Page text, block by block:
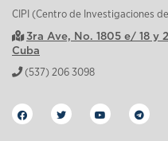
CIPI (Centro de Investigaciones
3ra Ave, No. 1805 e/ 18 y
Cuba
(537) 206 3098